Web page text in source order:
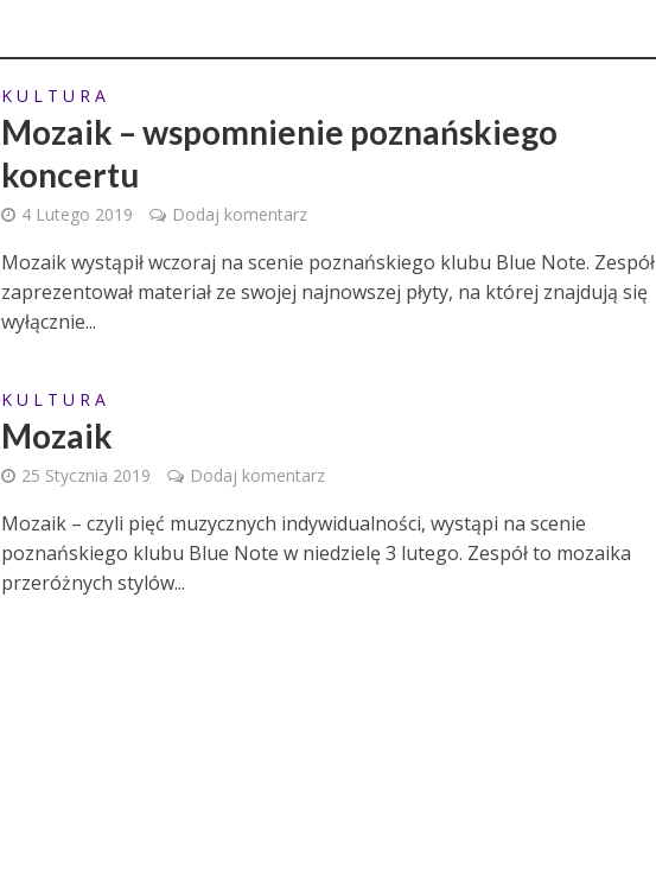
K U L T U R A
Mozaik – wspomnienie poznańskiego
koncertu
4 Lutego 2019 Dodaj komentarz
Mozaik wystąpił wczoraj na scenie poznańskiego klubu Blue Note. Zespół
zaprezentował materiał ze swojej najnowszej płyty, na której znajdują się
wyłącznie...
K U L T U R A
Mozaik
25 Stycznia 2019 Dodaj komentarz
Mozaik – czyli pięć muzycznych indywidualności, wystąpi na scenie
poznańskiego klubu Blue Note w niedzielę 3 lutego. Zespół to mozaika
przeróżnych stylów...